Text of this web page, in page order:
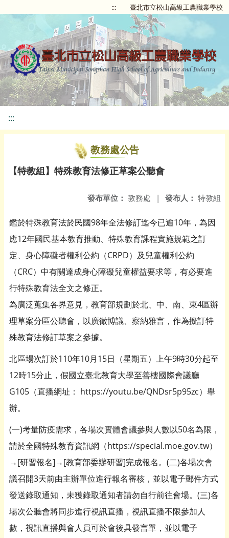
::: 臺北市立松山高級工農職業學校
:::
教務處公告
【特教組】特殊教育法修正草案公聽會
發布人： 特教組
發布單位： 教務處 |
鑑於特殊教育法於民國98年全法修訂迄今已逾10年，為因
應12年國民基本教育推動、特殊教育課程實施規範之訂
定、身心障礙者權利公約（CRPD）及兒童權利公約
（CRC）中有關達成身心障礙兒童權益要求等，有必要進
行特殊教育法全文之修正。
為廣泛蒐集各界意見，教育部規劃於北、中、南、東4區辦
理草案分區公聽會，以廣徵博議、察納雅言，作為擬訂特
殊教育法修訂草案之參據。
北區場次訂於110年10月15日（星期五）上午9時30分起至
12時15分止，假國立臺北教育大學至善樓國際會議廳
G105（直播網址： https://youtu.be/QNDsr5p95zc）舉
辦。
(一)考量防疫需求，各場次實體會議參與人數以50名為限，
請於全國特殊教育資訊網（https://special.moe.gov.tw）
→[研習報名]→[教育部委辦研習]完成報名。(二)各場次會
議召開3天前由主辦單位進行報名審核，並以電子郵件方式
發送錄取通知，未獲錄取通知者請勿自行前往會場。(三)各
場次公聽會將同步進行視訊直播，視訊直播不限參加人
數，視訊直播與會人員可於會後具發言單，並以電子